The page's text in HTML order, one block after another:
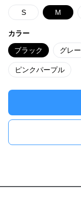
S M
カラー
ブラック グレー
ピンクパープル